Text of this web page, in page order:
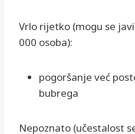
Vrlo rijetko (mogu se
000 osoba):
pogoršanje već
bubrega
Nepoznato (učestalost